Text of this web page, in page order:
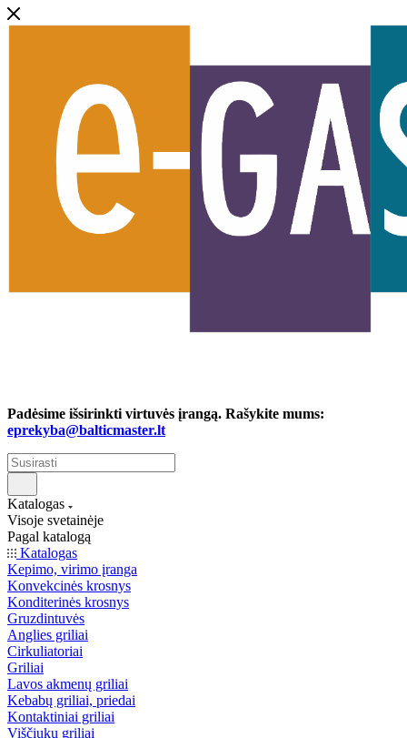
Padėsime išsirinkti virtuvės įrangą. Rašykite mums:
eprekyba@balticmaster.lt
Katalogas
Visoje svetainėje
Pagal katalogą
Katalogas
Kepimo, virimo įranga
Konvekcinės krosnys
Konditerinės krosnys
Gruzdintuvės
Anglies griliai
Cirkuliatoriai
Griliai
Lavos akmenų griliai
Kebabų griliai, priedai
Kontaktiniai griliai
Viščiukų griliai